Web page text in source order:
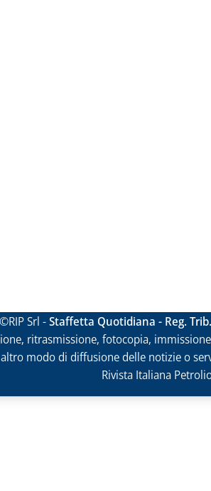
©RIP Srl -Staffetta Quotidiana - Reg.
ritrasmissione, fotocopia,
altro modo di diffusione delle notizie o
Rivista Italiana